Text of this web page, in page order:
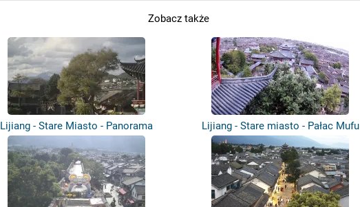
Zobacz także
Lijiang - Stare Miasto - Panorama Lijiang - Stare miasto - Pałac Mufu